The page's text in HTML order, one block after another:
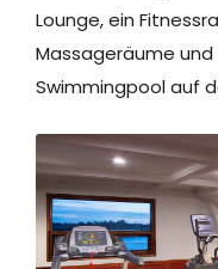
Lounge, ein
Massageräume
Swimmingpool auf